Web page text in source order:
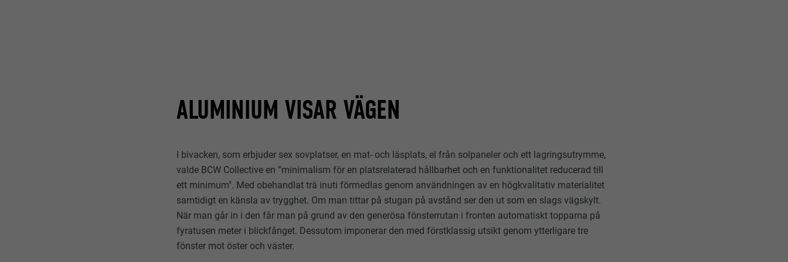
ALUMINIUM VISAR VÄGEN
I bivacken, som erbjuder sex sovplatser, en mat- och läsplats, el från solpaneler och ett lagringsutrymme,
valde BCW Collective en ”minimalism för en platsrelaterad hållbarhet och en funktionalitet reducerad till
ett minimum". Med obehandlat trä inuti förmedlas genom användningen av en högkvalitativ materialitet
samtidigt en känsla av trygghet. Om man tittar på stugan på avstånd ser den ut som en slags vägskylt.
När man går in i den får man på grund av den generösa fönsterrutan i fronten automatiskt topparna på
fyratusen meter i blickfånget. Dessutom imponerar den med förstklassig utsikt genom ytterligare tre
fönster mot öster och väster.
hur besökare använder webbplatsen.
LEVERANTÖRER Google Optimize
PROCEDUR 90 dagar
ÄNDAMÅL
Installeras som ett test för att kontrollera om webbläsaren tillåter att
kakor installeras. Innehåller inga identifieringsdetaljer.
LEVERANTÖRER LinkedIn
PROCEDUR Session
ÄNDAMÅL
Ställs in av LinkedIn när en webbsida innehåller ett inbäddat "Följ oss"-
fönster.